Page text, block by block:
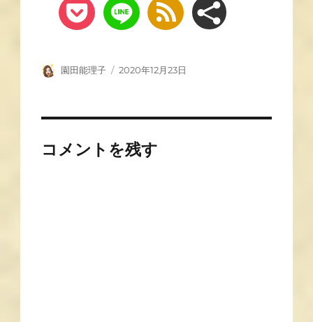
園田能理子 2020年12月23日
コメントを残す